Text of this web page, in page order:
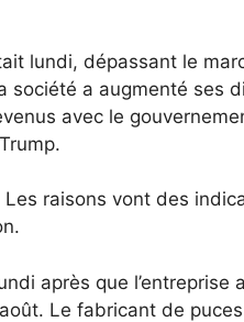
lundi, dépassant le
société a augmenté ses
avec le
raisons vont des
après que l’entreprise
Le fabricant de